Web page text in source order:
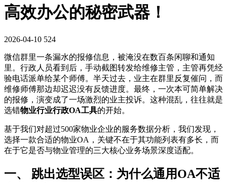
高效办公的秘密武器！
2026-04-10 524
微信群里一条漏水的报修信息，被淹没在数百条闲聊和通知
里。行政人员看到后，手动截图转发给维修主管，主管再凭经
验电话派单给某个师傅。半天过去，业主在群里反复催问，而
维修师傅那边却迟迟没有反馈进度。最终，一次本可简单解决
的报修，演变成了一场激烈的业主投诉。这种混乱，往往就是
选错物业行业行政OA工具的开始。
基于我们对超过500家物业企业的服务数据分析，我们发现，
选择一款合适的物业OA，关键不在于其功能列表有多长，而
在于它是否与物业管理的三大核心业务场景深度适配。
一、 跳出选型误区：为什么通用OA不适